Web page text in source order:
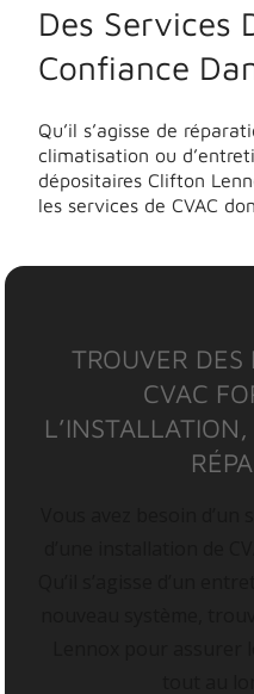
Des Services
Confiance
Qu’il s’agisse de
climatisation ou
dépositaires Clifton
les services de CVAC
TROUVER DES
CVAC